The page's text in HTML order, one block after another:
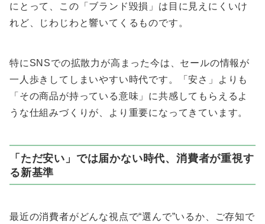
にとって、この「ブランド毀損」は目に見えにくいけ
れど、じわじわと響いてくるものです。
特にSNSでの拡散力が高まった今は、セールの情報が
一人歩きしてしまいやすい時代です。「安さ」よりも
「その商品が持っている意味」に共感してもらえるよ
うな仕組みづくりが、より重要になってきています。
「ただ安い」では届かない時代、消費者が重視す
る新基準
最近の消費者がどんな視点で“選んで”いるか、ご存知で